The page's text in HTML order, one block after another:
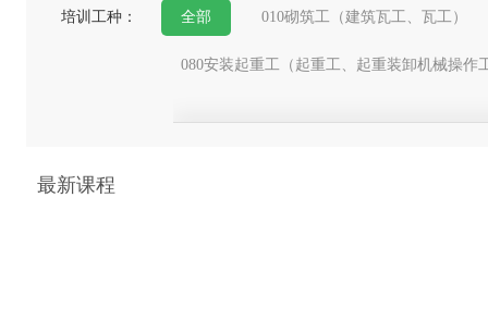
培训工种： 全部 010砌筑工（建筑瓦工、瓦工）
080安装起重工（起重工、起重装卸机械操作
最新课程